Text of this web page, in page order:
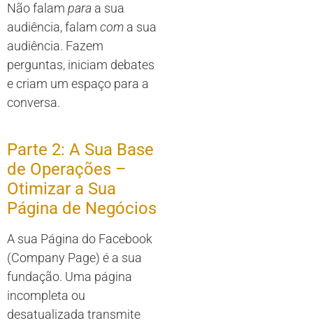
Não falam para a sua
audiência, falam com a sua
audiência. Fazem
perguntas, iniciam debates
e criam um espaço para a
conversa.
Parte 2: A Sua Base
de Operações –
Otimizar a Sua
Página de Negócios
A sua Página do Facebook
(Company Page) é a sua
fundação. Uma página
incompleta ou
desatualizada transmite